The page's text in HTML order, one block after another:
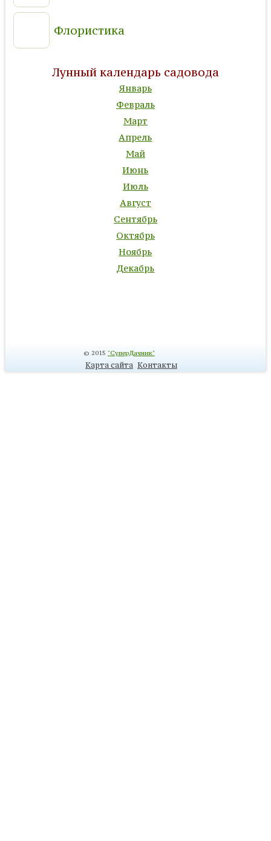
Флористика
Лунный календарь садовода
Январь
Февраль
Март
Апрель
Май
Июнь
Июль
Август
Сентябрь
Октябрь
Ноябрь
Декабрь
© 2015 "СуперДачник"
Карта сайта Контакты